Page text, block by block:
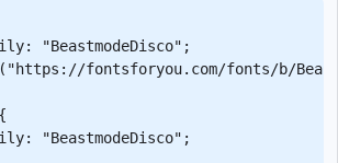
"BeastmodeDisco";
fontsforyou.com/fonts/b/
"BeastmodeDisco";